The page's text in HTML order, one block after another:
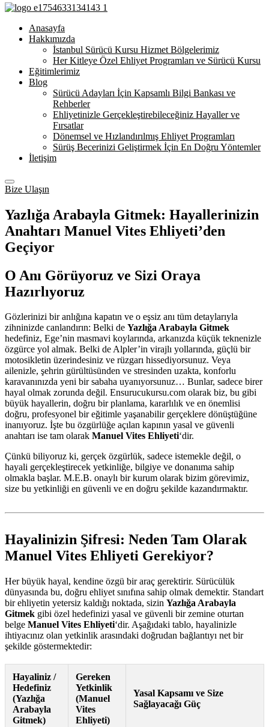
Anasayfa
Hakkımızda
İstanbul Sürücü Kursu Hizmet Bölgelerimiz
Her Kitleye Özel Ehliyet Programları ve Sürücü Kursu
Eğitimlerimiz
Blog
Sürücü Adayları İçin Kapsamlı Bilgi Bankası ve
Rehberler
Ehliyetinizle Gerçekleştirebileceğiniz Hayaller ve
Fırsatlar
Dönemsel ve Hızlandırılmış Ehliyet Programları
Sürüş Becerinizi Geliştirmek İçin En Doğru Yöntemler
İletişim
Bize Ulaşın
Yazlığa Arabayla Gitmek: Hayallerinizin
Anahtarı Manuel Vites Ehliyeti’den
Geçiyor
O Anı Görüyoruz ve Sizi Oraya
Hazırlıyoruz
Gözlerinizi bir anlığına kapatın ve o eşsiz anı tüm detaylarıyla
zihninizde canlandırın: Belki de Yazlığa Arabayla Gitmek
hedefiniz, Ege’nin masmavi koylarında, arkanızda küçük teknenizle
özgürce yol almak. Belki de Alpler’in virajlı yollarında, güçlü bir
motosikletin üzerindesiniz ve rüzgarı hissediyorsunuz. Veya
ailenizle, şehrin gürültüsünden ve stresinden uzakta, konforlu
karavanınızda yeni bir sabaha uyanıyorsunuz… Bunlar, sadece birer
hayal olmak zorunda değil. Ensurucukursu.com olarak biz, bu gibi
büyük hayallerin, doğru bir planlama, kararlılık ve en önemlisi
doğru, profesyonel bir eğitimle yaşanabilir gerçeklere dönüştüğüne
inanıyoruz. İşte bu özgürlüğe açılan kapının yasal ve güvenli
anahtarı ise tam olarak Manuel Vites Ehliyeti‘dir.
Çünkü biliyoruz ki, gerçek özgürlük, sadece istemekle değil, o
hayali gerçekleştirecek yetkinliğe, bilgiye ve donanıma sahip
olmakla başlar. M.E.B. onaylı bir kurum olarak bizim görevimiz,
size bu yetkinliği en güvenli ve en doğru şekilde kazandırmaktır.
Hayalinizin Şifresi: Neden Tam Olarak
Manuel Vites Ehliyeti Gerekiyor?
Her büyük hayal, kendine özgü bir araç gerektirir. Sürücülük
dünyasında bu, doğru ehliyet sınıfına sahip olmak demektir. Standart
bir ehliyetin yetersiz kaldığı noktada, sizin Yazlığa Arabayla
Gitmek gibi özel hedefinizi yasal ve güvenli bir zemine oturtan
belge Manuel Vites Ehliyeti‘dir. Aşağıdaki tablo, hayalinizle
ihtiyacınız olan yetkinlik arasındaki doğrudan bağlantıyı net bir
şekilde göstermektedir:
Hayaliniz /
Hedefiniz
(Yazlığa
Arabayla
Gitmek)
Gereken
Yetkinlik
(Manuel
Vites
Ehliyeti)
Yasal Kapsamı ve Size
Sağlayacağı Güç